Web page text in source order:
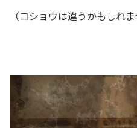
（コショウは違うかもしれま